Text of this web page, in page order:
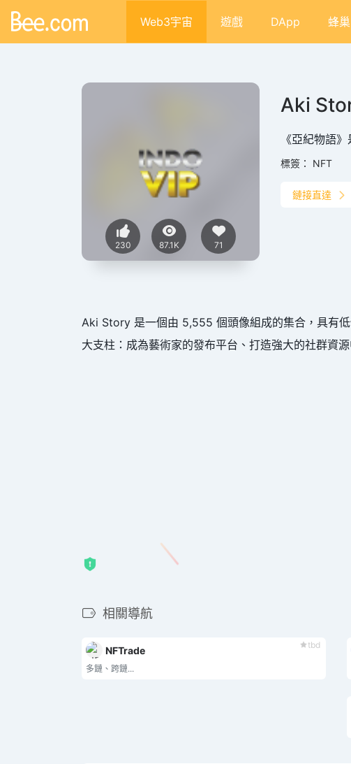
Web3宇宙 遊戲 DApp 蜂巢
230 87.1K 71
Aki
《亞紀物語
標簽： NFT
鏈接直達
Aki Story 是一個由 5,555 個頭像組成的集合，具有
大支柱：成為藝術家的發布平台、打造強大的社群資
相關導航
tbd
NFTrade
多鏈、跨鏈...